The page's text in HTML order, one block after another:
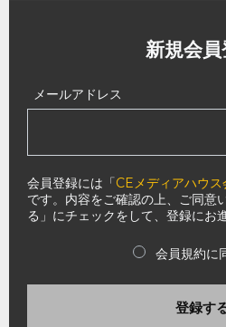
新規会
メールアドレス
会員登録には「CEメディアハウス
です。内容をご確認の上、ご同意
る」にチェックをして、登録にお
会員規約に
登録す